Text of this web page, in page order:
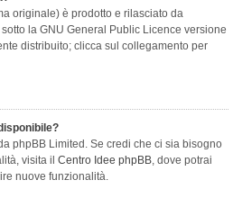
originale) è prodotto e rilasciato da
la GNU General Public Licence versione
distribuito; clicca sul collegamento per
phpBB Limited. Se credi che ci sia bisogno
visita il Centro Idee phpBB, dove potrai
nuove funzionalità.